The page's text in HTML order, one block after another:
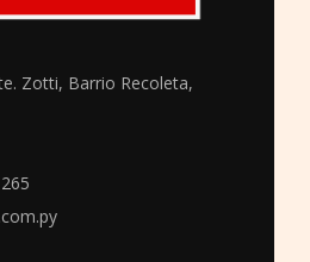
Zotti, Barrio Recoleta,